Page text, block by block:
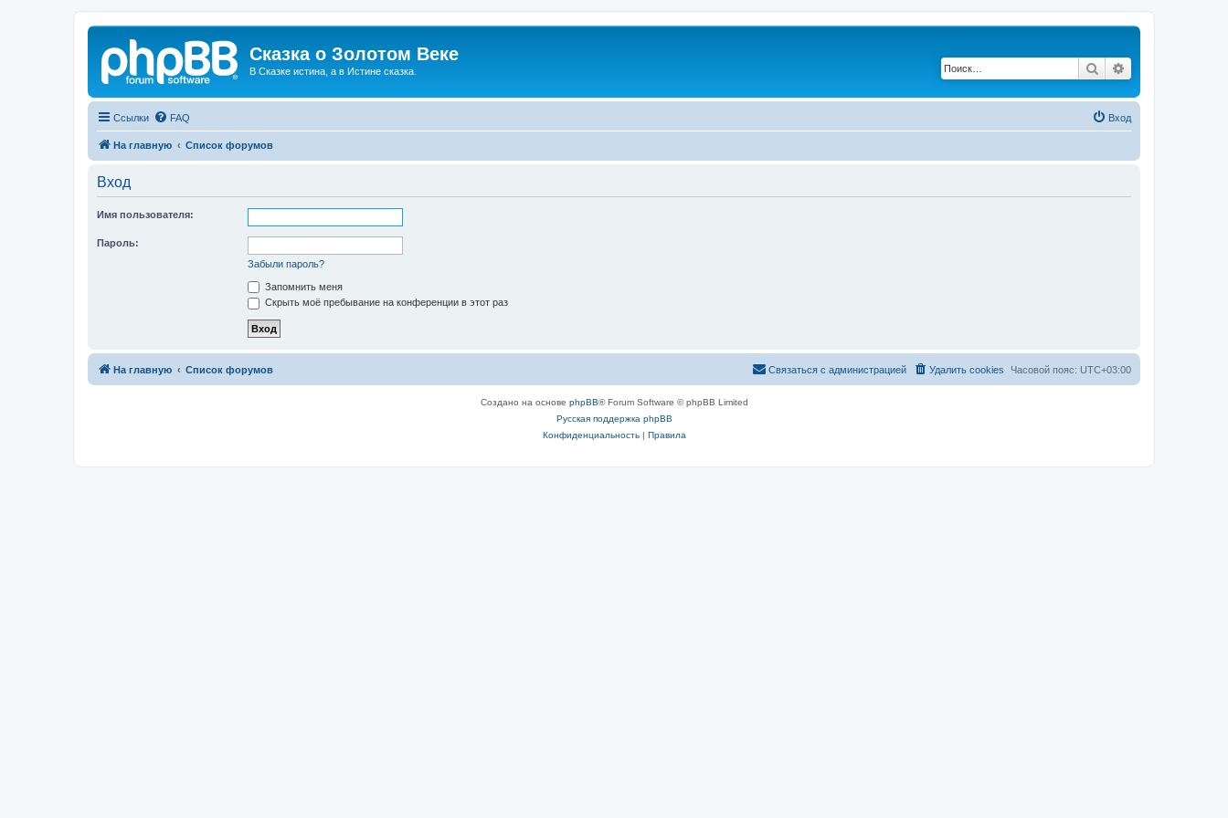
Сказка о Золотом Веке
В Сказке истина, а в Истине сказка. Поиск
Ссылки FAQ Вход
На главную Список форумов
Вход
Имя пользователя:
Пароль:
Забыли пароль?
Запомнить меня
Скрыть моё пребывание на конференции в этот раз
На главную Список форумов Часовой пояс: UTC+03:00
Удалить cookies
Связаться с администрацией
Создано на основе phpBB® Forum Software © phpBB Limited
Русская поддержка phpBB
Конфиденциальность| Правила